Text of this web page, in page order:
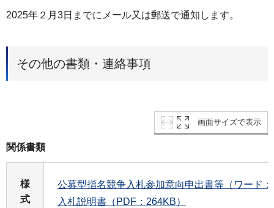
2025年２月3日までにメール又は郵送で通知します。
その他の書類・連絡事項
画面サイズで表示
関係書類
様
式
公募型指名競争入札参加意向申出書等（ワード
入札説明書（PDF：264KB）